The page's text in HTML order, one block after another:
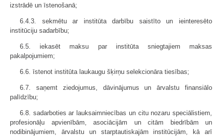
izstrādē un īstenošanā;
6.4.3. sekmētu ar institūta darbību saistīto un ieinteresēto
institūciju sadarbību;
6.5. iekasēt maksu par institūta sniegtajiem maksas
pakalpojumiem;
6.6. īstenot institūta laukaugu šķirņu selekcionāra tiesības;
6.7. saņemt ziedojumus, dāvinājumus un ārvalstu finansiālo
palīdzību;
6.8. sadarboties ar lauksaimniecības un citu nozaru speciālistiem,
profesionāļu apvienībām, asociācijām un citām biedrībām un
nodibinājumiem, ārvalstu un starptautiskajām institūcijām, kā arī